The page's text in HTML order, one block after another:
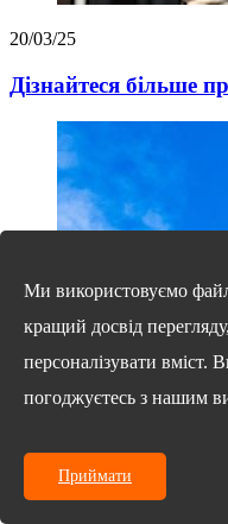
20/03/25
Дізнайтеся більше
Ми використовуємо
кращий досвід
персоналізувати вміст.
погоджуєтесь з нашим
Приймати